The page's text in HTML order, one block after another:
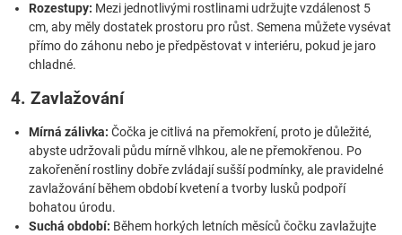
Rozestupy: Mezi jednotlivými rostlinami udržujte vzdálenost 5
cm, aby měly dostatek prostoru pro růst. Semena můžete vysévat
přímo do záhonu nebo je předpěstovat v interiéru, pokud je jaro
chladné.
4. Zavlažování
Mírná zálivka: Čočka je citlivá na přemokření, proto je důležité,
abyste udržovali půdu mírně vlhkou, ale ne přemokřenou. Po
zakořenění rostliny dobře zvládají sušší podmínky, ale pravidelné
zavlažování během období kvetení a tvorby lusků podpoří
bohatou úrodu.
Suchá období: Během horkých letních měsíců čočku zavlažujte